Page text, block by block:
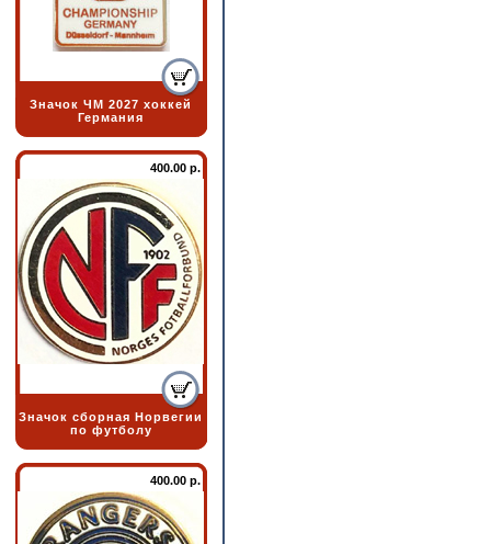
Значок ЧМ 2027 хоккей
Германия
400.00 р.
Значок сборная Норвегии
по футболу
400.00 р.